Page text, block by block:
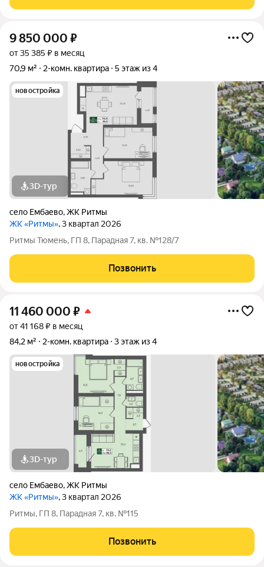
9 850 000 ₽
от 35 385 ₽ в месяц
70,9 м²
2-комн. квартира 5 этаж из 4
новостройка
3D-тур
село Ембаево,ЖК Ритмы
ЖК «Ритмы», 3 квартал 2026
Ритмы Тюмень, ГП 8, Парадная 7, кв. №128/7
Позвонить
11 460 000 ₽
от 41 168 ₽ в месяц
84,2 м²
2-комн. квартира 3 этаж из 4
новостройка
3D-тур
село Ембаево,ЖК Ритмы
ЖК «Ритмы», 3 квартал 2026
Ритмы, ГП 8, Парадная 7, кв. №115
Позвонить